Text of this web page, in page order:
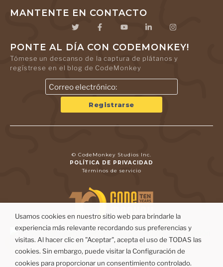
MANTENTE EN CONTACTO
PONTE AL DÍA CON CODEMONKEY!
Tómese un descanso de la captura de plátanos y
regístrese en el blog de CodeMonkey
© CodeMonkey Studios Inc.
POLÍTICA DE PRIVACIDAD
Términos de servicio
Usamos cookies en nuestro sitio web para brindarle la
experiencia más relevante recordando sus preferencias y
visitas. Al hacer clic en "Aceptar", acepta el uso de TODAS las
cookies. Sin embargo, puede visitar la Configuración de
cookies para proporcionar un consentimiento controlado.